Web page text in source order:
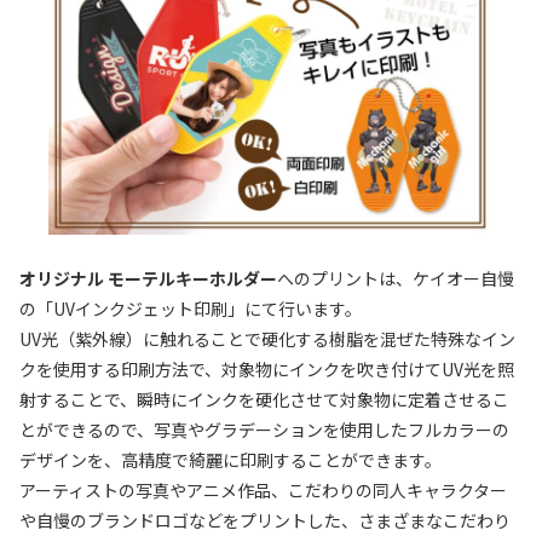
オリジナル モーテルキーホルダーへのプリントは、ケイオー自慢
の「UVインクジェット印刷」にて行います。
UV光（紫外線）に触れることで硬化する樹脂を混ぜた特殊なイン
クを使用する印刷方法で、対象物にインクを吹き付けてUV光を照
射することで、瞬時にインクを硬化させて対象物に定着させるこ
とができるので、写真やグラデーションを使用したフルカラーの
デザインを、高精度で綺麗に印刷することができます。
アーティストの写真やアニメ作品、こだわりの同人キャラクター
や自慢のブランドロゴなどをプリントした、さまざまなこだわり